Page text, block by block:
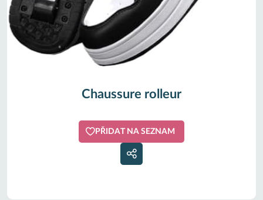
Chaussure rolleur
PŘIDAT NA SEZNAM